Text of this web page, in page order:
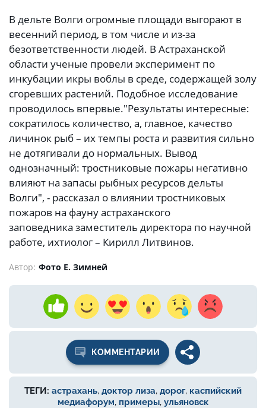
В дельте Волги огромные площади выгорают в
весенний период, в том числе и из-за
безответственности людей. В Астраханской
области ученые провели эксперимент по
инкубации икры воблы в среде, содержащей золу
сгоревших растений. Подобное исследование
проводилось впервые."Результаты интересные:
сократилось количество, а, главное, качество
личинок рыб – их темпы роста и развития сильно
не дотягивали до нормальных. Вывод
однозначный: тростниковые пожары негативно
влияют на запасы рыбных ресурсов дельты
Волги", - рассказал о влиянии тростниковых
пожаров на фауну астраханского
заповедника заместитель директора по научной
работе, ихтиолог – Кирилл Литвинов.
Автор: Фото Е. Зимней
КОММЕНТАРИИ
ТЕГИ: астрахань, доктор лиза, дорог, каспийский
медиафорум, примеры, ульяновск